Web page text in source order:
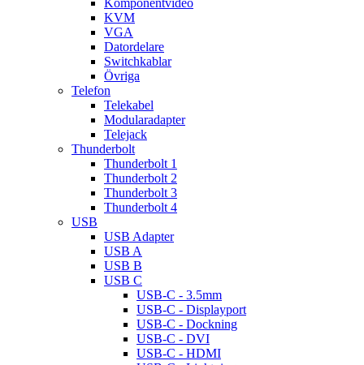
Komponentvideo
KVM
VGA
Datordelare
Switchkablar
Övriga
Telefon
Telekabel
Modularadapter
Telejack
Thunderbolt
Thunderbolt 1
Thunderbolt 2
Thunderbolt 3
Thunderbolt 4
USB
USB Adapter
USB A
USB B
USB C
USB-C - 3.5mm
USB-C - Displayport
USB-C - Dockning
USB-C - DVI
USB-C - HDMI